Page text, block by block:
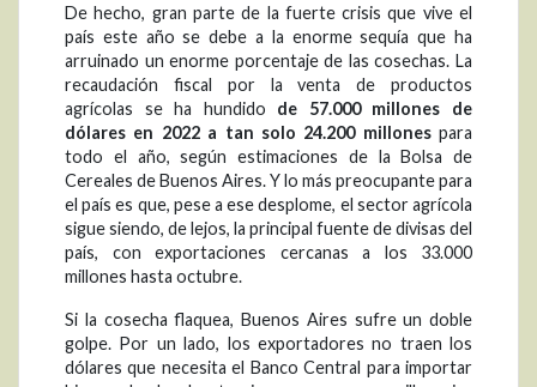
De hecho, gran parte de la fuerte crisis que vive el
país este año se debe a la enorme sequía que ha
arruinado un enorme porcentaje de las cosechas. La
recaudación fiscal por la venta de productos
agrícolas se ha hundido de 57.000 millones de
dólares en 2022 a tan solo 24.200 millonespara
todo el año, según estimaciones de la Bolsa de
Cereales de Buenos Aires. Y lo más preocupante para
el país es que, pese a ese desplome, el sector agrícola
sigue siendo, de lejos, la principal fuente de divisas del
país, con exportaciones cercanas a los 33.000
millones hasta octubre.
Si la cosecha flaquea, Buenos Aires sufre un doble
golpe. Por un lado, los exportadores no traen los
dólares que necesita el Banco Central para importar